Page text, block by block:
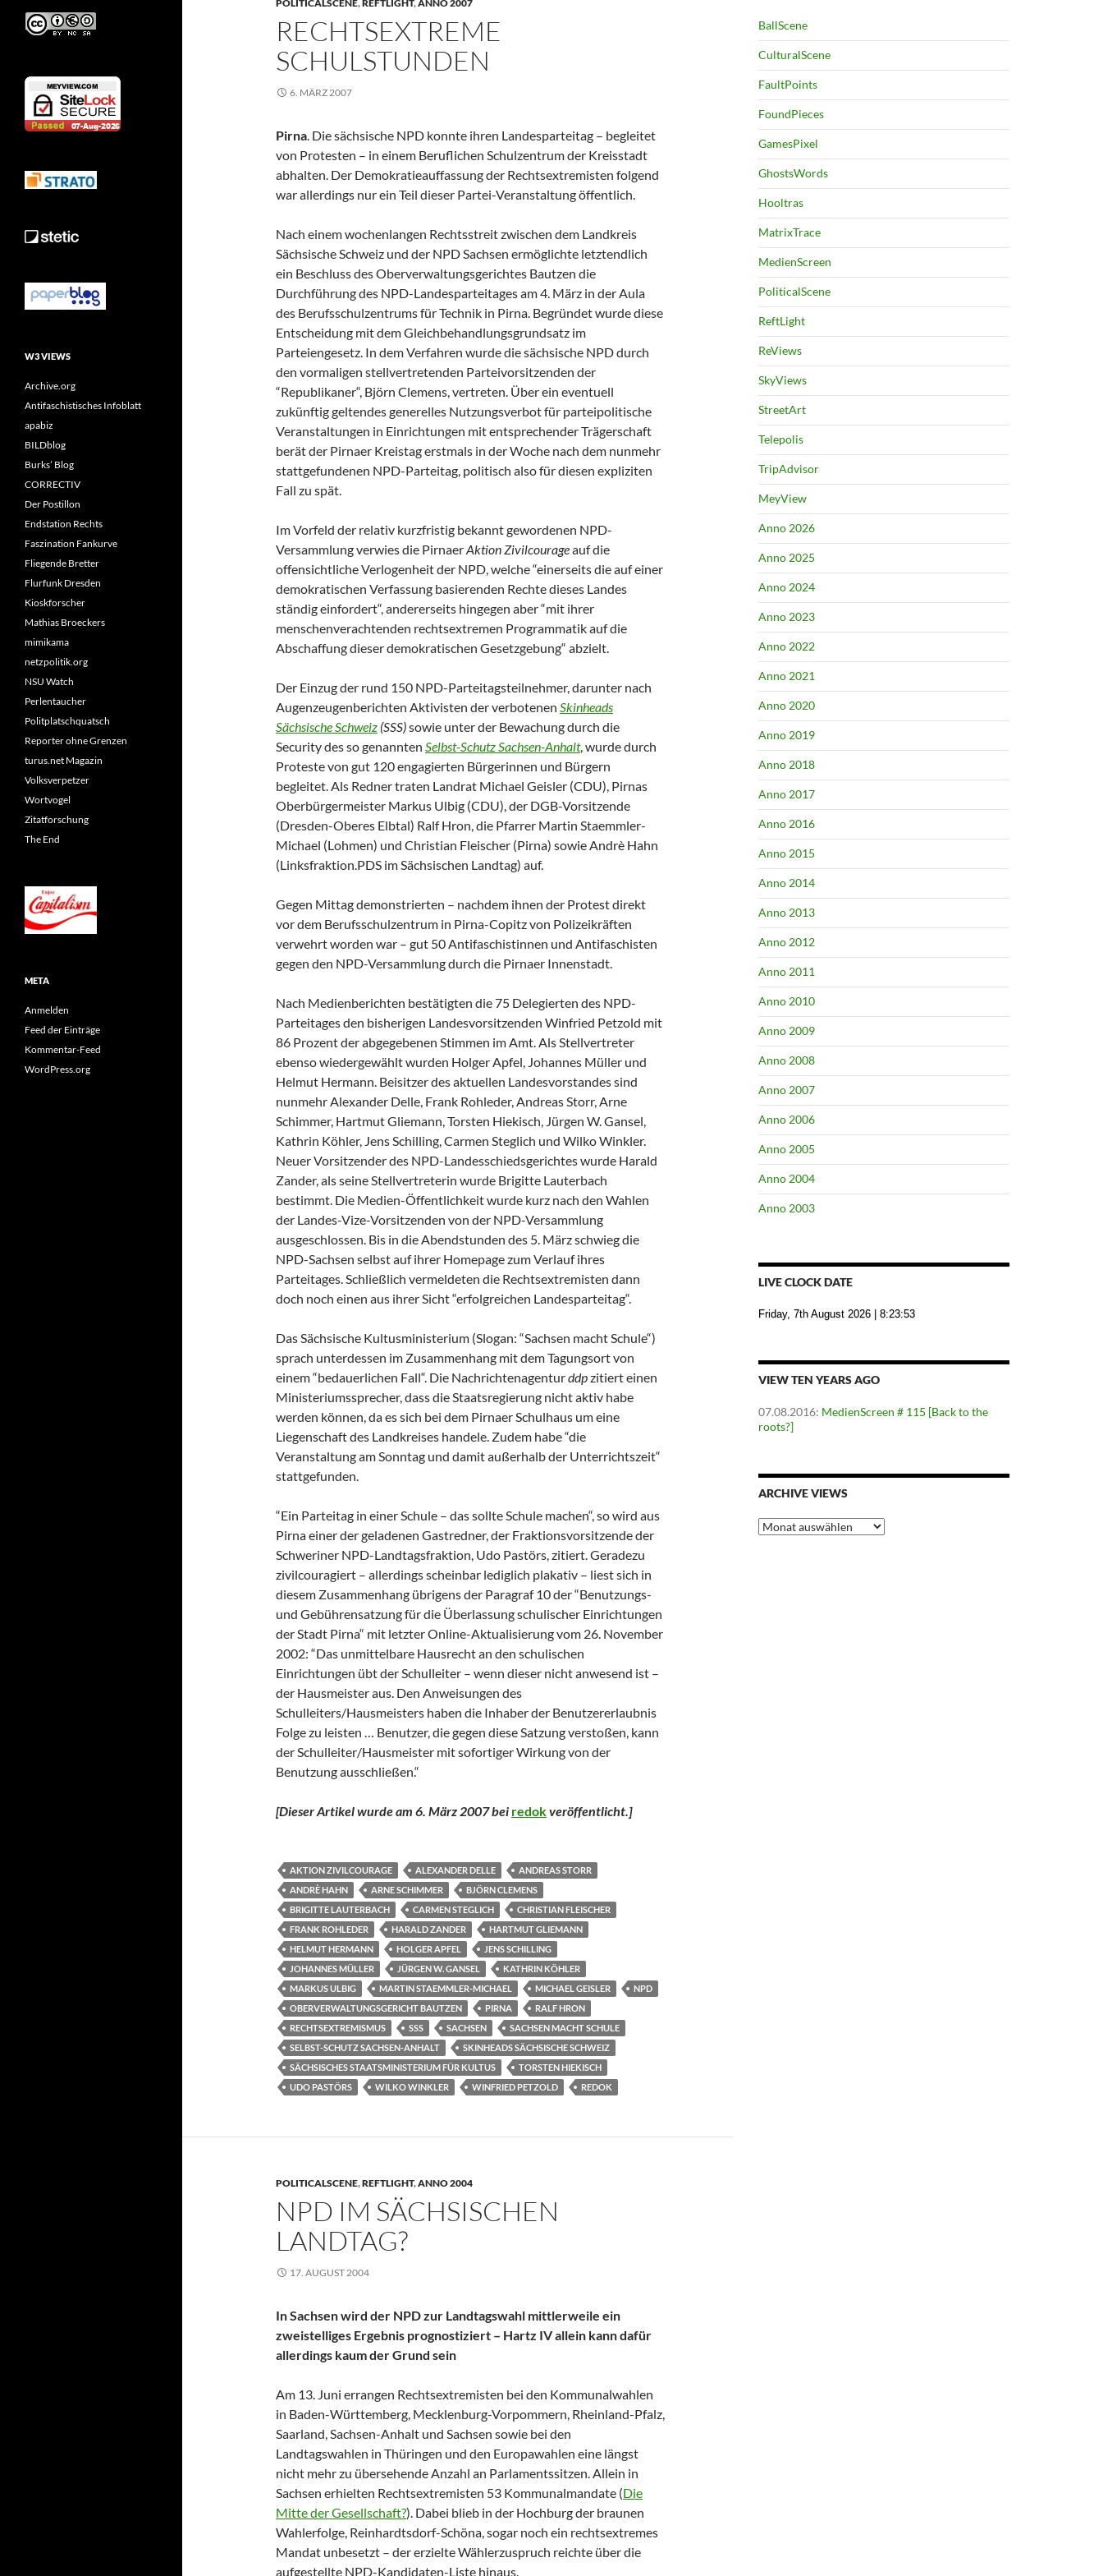
POLITICALSCENE,REFTLIGHT,ANNO 2007
RECHTSEXTREME
SCHULSTUNDEN
6. MÄRZ 2007
Pirna. Die sächsische NPD konnte ihren Landesparteitag – begleitet
von Protesten – in einem Beruflichen Schulzentrum der Kreisstadt
abhalten. Der Demokratieauffassung der Rechtsextremisten folgend
war allerdings nur ein Teil dieser Partei-Veranstaltung öffentlich.
Nach einem wochenlangen Rechtsstreit zwischen dem Landkreis
Sächsische Schweiz und der NPD Sachsen ermöglichte letztendlich
ein Beschluss des Oberverwaltungsgerichtes Bautzen die
Durchführung des NPD-Landesparteitages am 4. März in der Aula
des Berufsschulzentrums für Technik in Pirna. Begründet wurde diese
Entscheidung mit dem Gleichbehandlungsgrundsatz im
Parteiengesetz. In dem Verfahren wurde die sächsische NPD durch
den vormaligen stellvertretenden Parteivorsitzenden der
“Republikaner“, Björn Clemens, vertreten. Über ein eventuell
zukünftig geltendes generelles Nutzungsverbot für parteipolitische
Veranstaltungen in Einrichtungen mit entsprechender Trägerschaft
berät der Pirnaer Kreistag erstmals in der Woche nach dem nunmehr
stattgefundenen NPD-Parteitag, politisch also für diesen expliziten
Fall zu spät.
Im Vorfeld der relativ kurzfristig bekannt gewordenen NPD-
Versammlung verwies die PirnaerAktion Zivilcourageauf die
offensichtliche Verlogenheit der NPD, welche “einerseits die auf einer
demokratischen Verfassung basierenden Rechte dieses Landes
ständig einfordert“, andererseits hingegen aber “mit ihrer
menschenverachtenden rechtsextremen Programmatik auf die
Abschaffung dieser demokratischen Gesetzgebung“ abzielt.
Der Einzug der rund 150 NPD-Parteitagsteilnehmer, darunter nach
Augenzeugenberichten Aktivisten der verbotenen Skinheads
Sächsische Schweiz (SSS)sowie unter der Bewachung durch die
Security des so genannten Selbst-Schutz Sachsen-Anhalt, wurde durch
Proteste von gut 120 engagierten Bürgerinnen und Bürgern
begleitet. Als Redner traten Landrat Michael Geisler (CDU), Pirnas
Oberbürgermeister Markus Ulbig (CDU), der DGB-Vorsitzende
(Dresden-Oberes Elbtal) Ralf Hron, die Pfarrer Martin Staemmler-
Michael (Lohmen) und Christian Fleischer (Pirna) sowie Andrè Hahn
(Linksfraktion.PDS im Sächsischen Landtag) auf.
Gegen Mittag demonstrierten – nachdem ihnen der Protest direkt
vor dem Berufsschulzentrum in Pirna-Copitz von Polizeikräften
verwehrt worden war – gut 50 Antifaschistinnen und Antifaschisten
gegen den NPD-Versammlung durch die Pirnaer Innenstadt.
Nach Medienberichten bestätigten die 75 Delegierten des NPD-
Parteitages den bisherigen Landesvorsitzenden Winfried Petzold mit
86 Prozent der abgegebenen Stimmen im Amt. Als Stellvertreter
ebenso wiedergewählt wurden Holger Apfel, Johannes Müller und
Helmut Hermann. Beisitzer des aktuellen Landesvorstandes sind
nunmehr Alexander Delle, Frank Rohleder, Andreas Storr, Arne
Schimmer, Hartmut Gliemann, Torsten Hiekisch, Jürgen W. Gansel,
Kathrin Köhler, Jens Schilling, Carmen Steglich und Wilko Winkler.
Neuer Vorsitzender des NPD-Landesschiedsgerichtes wurde Harald
Zander, als seine Stellvertreterin wurde Brigitte Lauterbach
bestimmt. Die Medien-Öffentlichkeit wurde kurz nach den Wahlen
der Landes-Vize-Vorsitzenden von der NPD-Versammlung
ausgeschlossen. Bis in die Abendstunden des 5. März schwieg die
NPD-Sachsen selbst auf ihrer Homepage zum Verlauf ihres
Parteitages. Schließlich vermeldeten die Rechtsextremisten dann
doch noch einen aus ihrer Sicht “erfolgreichen Landesparteitag“.
Das Sächsische Kultusministerium (Slogan: “Sachsen macht Schule“)
sprach unterdessen im Zusammenhang mit dem Tagungsort von
einem “bedauerlichen Fall“. Die Nachrichtenagenturddpzitiert einen
Ministeriumssprecher, dass die Staatsregierung nicht aktiv habe
werden können, da es sich bei dem Pirnaer Schulhaus um eine
Liegenschaft des Landkreises handele. Zudem habe “die
Veranstaltung am Sonntag und damit außerhalb der Unterrichtszeit“
stattgefunden.
“Ein Parteitag in einer Schule – das sollte Schule machen“, so wird aus
Pirna einer der geladenen Gastredner, der Fraktionsvorsitzende der
Schweriner NPD-Landtagsfraktion, Udo Pastörs, zitiert. Geradezu
zivilcouragiert – allerdings scheinbar lediglich plakativ – liest sich in
diesem Zusammenhang übrigens der Paragraf 10 der “Benutzungs-
und Gebührensatzung für die Überlassung schulischer Einrichtungen
der Stadt Pirna“ mit letzter Online-Aktualisierung vom 26. November
2002: “Das unmittelbare Hausrecht an den schulischen
Einrichtungen übt der Schulleiter – wenn dieser nicht anwesend ist –
der Hausmeister aus. Den Anweisungen des
Schulleiters/Hausmeisters haben die Inhaber der Benutzererlaubnis
Folge zu leisten … Benutzer, die gegen diese Satzung verstoßen, kann
der Schulleiter/Hausmeister mit sofortiger Wirkung von der
Benutzung ausschließen.“
[Dieser Artikel wurde am 6. März 2007 bei redokveröffentlicht.]
AKTION ZIVILCOURAGE ALEXANDER DELLE
ANDREAS STORR
ANDRÈ HAHN
ARNE SCHIMMER
BJÖRN CLEMENS
BRIGITTE LAUTERBACH
CARMEN STEGLICH
CHRISTIAN FLEISCHER
FRANK ROHLEDER
HARALD ZANDER
HARTMUT GLIEMANN
HELMUT HERMANN
HOLGER APFEL
JENS SCHILLING
JOHANNES MÜLLER
JÜRGEN W. GANSEL
KATHRIN KÖHLER
MARKUS ULBIG
MARTIN STAEMMLER-MICHAEL MICHAEL GEISLER
NPD
OBERVERWALTUNGSGERICHT BAUTZEN
PIRNA
RALF HRON
RECHTSEXTREMISMUS
SSS SACHSEN
SACHSEN MACHT SCHULE
SELBST-SCHUTZ SACHSEN-ANHALT
SKINHEADS SÄCHSISCHE SCHWEIZ
SÄCHSISCHES STAATSMINISTERIUM FÜR KULTUS
TORSTEN HIEKISCH
UDO PASTÖRS
WILKO WINKLER WINFRIED PETZOLD REDOK
POLITICALSCENE,REFTLIGHT,ANNO 2004
NPD IM SÄCHSISCHEN
LANDTAG?
17. AUGUST 2004
In Sachsen wird der NPD zur Landtagswahl mittlerweile ein
zweistelliges Ergebnis prognostiziert – Hartz IV allein kann dafür
allerdings kaum der Grund sein
Am 13. Juni errangen Rechtsextremisten bei den Kommunalwahlen
in Baden-Württemberg, Mecklenburg-Vorpommern, Rheinland-Pfalz,
Saarland, Sachsen-Anhalt und Sachsen sowie bei den
Landtagswahlen in Thüringen und den Europawahlen eine längst
nicht mehr zu übersehende Anzahl an Parlamentssitzen. Allein in
Sachsen erhielten Rechtsextremisten 53 Kommunalmandate (Die
Mitte der Gesellschaft?). Dabei blieb in der Hochburg der braunen
Wahlerfolge, Reinhardtsdorf-Schöna, sogar noch ein rechtsextremes
Mandat unbesetzt – der erzielte Wählerzuspruch reichte über die
aufgestellte NPD-Kandidaten-Liste hinaus.
BallScene
CulturalScene
FaultPoints
FoundPieces
GamesPixel
GhostsWords
Hooltras
MatrixTrace
MedienScreen
PoliticalScene
ReftLight
ReViews
SkyViews
StreetArt
Telepolis
TripAdvisor
MeyView
Anno 2026
Anno 2025
Anno 2024
Anno 2023
Anno 2022
Anno 2021
Anno 2020
Anno 2019
Anno 2018
Anno 2017
Anno 2016
Anno 2015
Anno 2014
Anno 2013
Anno 2012
Anno 2011
Anno 2010
Anno 2009
Anno 2008
Anno 2007
Anno 2006
Anno 2005
Anno 2004
Anno 2003
LIVE CLOCK DATE
Friday, 7th August 2026 | 8:23:54
VIEW TEN YEARS AGO
07.08.2016: MedienScreen # 115 [Back to the
roots?]
ARCHIVE VIEWS
Archive
Views
W3 VIEWS
Archive.org
Antifaschistisches Infoblatt
apabiz
BILDblog
Burks’ Blog
CORRECTIV
Der Postillon
Endstation Rechts
Faszination Fankurve
Fliegende Bretter
Flurfunk Dresden
Kioskforscher
Mathias Broeckers
mimikama
netzpolitik.org
NSU Watch
Perlentaucher
Politplatschquatsch
Reporter ohne Grenzen
turus.net Magazin
Volksverpetzer
Wortvogel
Zitatforschung
The End
META
Anmelden
Feed der Einträge
Kommentar-Feed
WordPress.org